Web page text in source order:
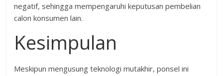
negatif, sehingga mempengaruhi keputusan pembelian
calon konsumen lain.
Kesimpulan
Meskipun mengusung teknologi mutakhir, ponsel ini